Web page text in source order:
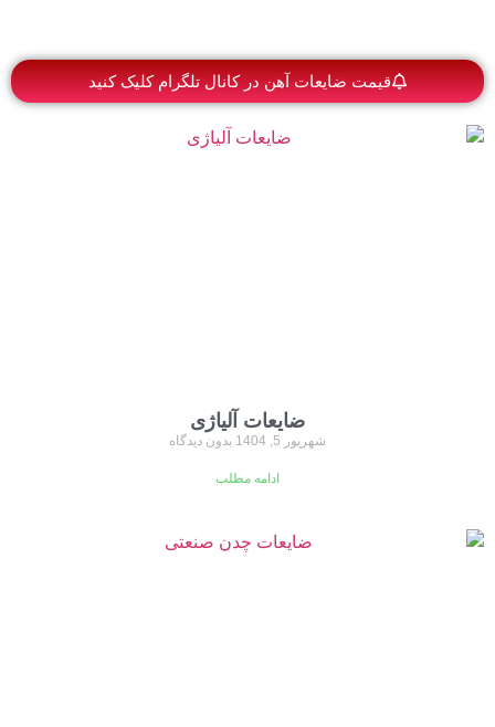
قیمت ضایعات آهن در کانال تلگرام کلیک کنید
ضایعات آلیاژی
شهریور 5, 1404 بدون دیدگاه
ادامه مطلب